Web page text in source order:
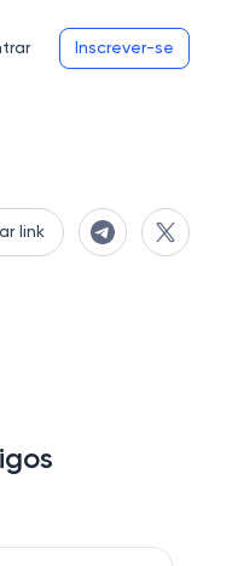
Inscrever-se
link